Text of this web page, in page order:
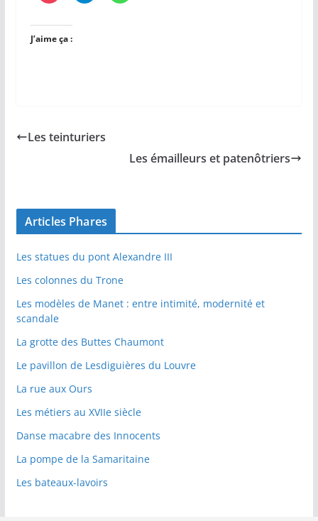
J’aime ça :
Les teinturiers
Les émailleurs et patenôtriers
Articles Phares
Les statues du pont Alexandre III
Les colonnes du Trone
Les modèles de Manet : entre intimité, modernité et
scandale
La grotte des Buttes Chaumont
Le pavillon de Lesdiguières du Louvre
La rue aux Ours
Les métiers au XVIIe siècle
Danse macabre des Innocents
La pompe de la Samaritaine
Les bateaux-lavoirs